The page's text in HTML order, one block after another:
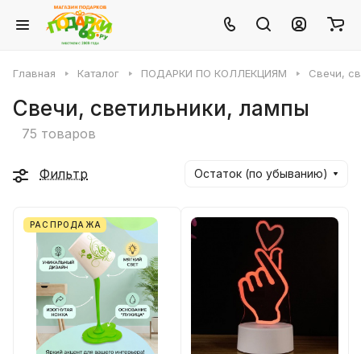
Главная Каталог ПОДАРКИ ПО КОЛЛЕКЦИЯМ Свечи,
Свечи, светильники, лампы
75 товаров
Фильтр Остаток (по убыванию)
РАСПРОДАЖА